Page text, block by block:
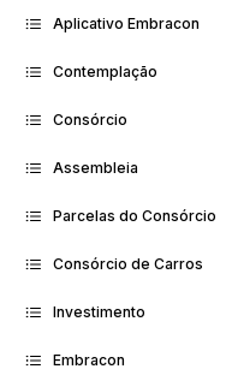
Aplicativo Embracon
Contemplação
Consórcio
Assembleia
Parcelas do Consórcio
Consórcio de Carros
Investimento
Embracon